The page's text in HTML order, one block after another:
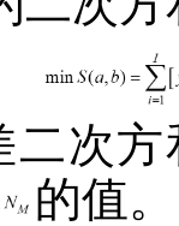
二次方
的值。